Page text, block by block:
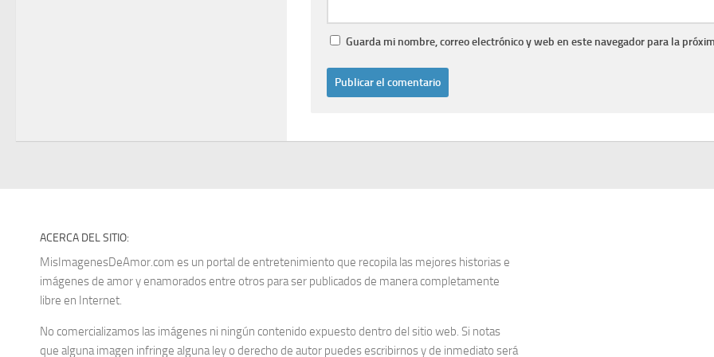
Guarda mi nombre, correo electrónico y web en este navegador para la
ACERCA DEL SITIO:
MisImagenesDeAmor.com es un portal de entretenimiento que recopila las mejores historias e
imágenes de amor y enamorados entre otros para ser publicados de manera completamente
libre en Internet.
No comercializamos las imágenes ni ningún contenido expuesto dentro del sitio web. Si notas
que alguna imagen infringe alguna ley o derecho de autor puedes escribirnos y de inmediato será